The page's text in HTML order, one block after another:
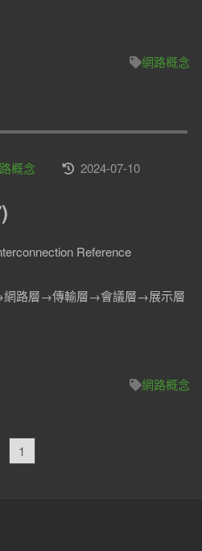
網路概念
概念 2024-07-10
Reference
路層→傳輸層→會議層→展示層
網路概念
1